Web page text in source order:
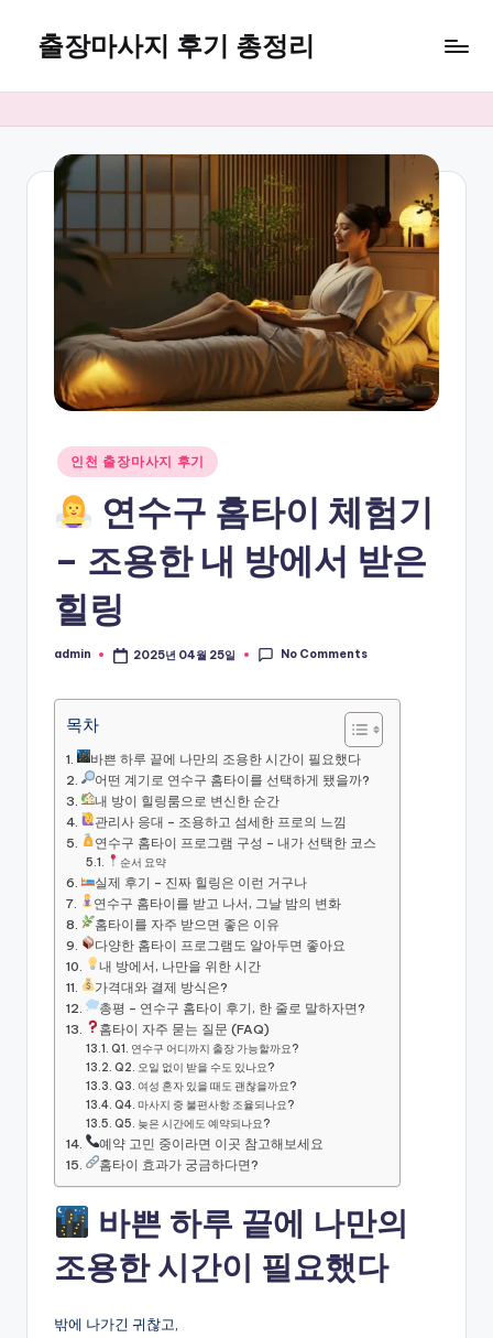
content
출장마사지 후기 총정리
지
Posted
in
인천 출장마사지 후기
연수구 홈타이 체험기
– 조용한 내 방에서 받은
힐링
Posted
admin 2025년 04월 25일 No Comments
목차
바쁜 하루 끝에 나만의 조용한 시간이 필요했다
어떤 계기로 연수구 홈타이를 선택하게 됐을까?
내 방이 힐링룸으로 변신한 순간
관리사 응대 – 조용하고 섬세한 프로의 느낌
연수구 홈타이 프로그램 구성 – 내가 선택한 코스
순서 요약
실제 후기 – 진짜 힐링은 이런 거구나
연수구 홈타이를 받고 나서, 그날 밤의 변화
홈타이를 자주 받으면 좋은 이유
다양한 홈타이 프로그램도 알아두면 좋아요
내 방에서, 나만을 위한 시간
가격대와 결제 방식은?
총평 – 연수구 홈타이 후기, 한 줄로 말하자면?
홈타이 자주 묻는 질문 (FAQ)
Q1. 연수구 어디까지 출장 가능할까요?
Q2. 오일 없이 받을 수도 있나요?
Q3. 여성 혼자 있을 때도 괜찮을까요?
Q4. 마사지 중 불편사항 조율되나요?
Q5. 늦은 시간에도 예약되나요?
예약 고민 중이라면 이곳 참고해보세요
홈타이 효과가 궁금하다면?
바쁜 하루 끝에 나만의
조용한 시간이 필요했다
밖에 나가긴 귀찮고,